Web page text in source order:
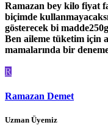
Ramazan bey kilo fiyat
biçimde
gösterecek bi
Ben aileme tüketim için
mamalarında bir
R
Ramazan Demet
Uzman Üyemiz